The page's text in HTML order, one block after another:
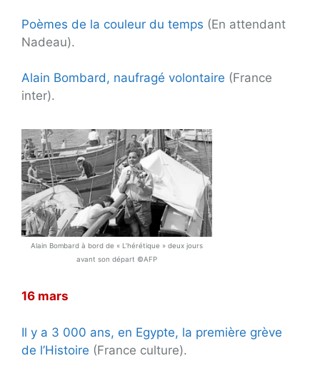
Poèmes de la couleur du temps (En attendant
Nadeau).
Alain Bombard, naufragé volontaire (France
inter).
Alain Bombard à bord de « L’hérétique » deux jours
avant son départ ©AFP
16 mars
Il y a 3 000 ans, en Egypte, la première grève
de l’Histoire (France culture).